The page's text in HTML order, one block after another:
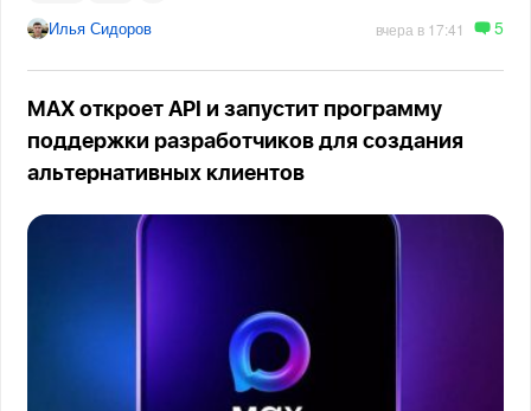
Илья Сидоров вчера в 17:41 5
MAX откроет API и запустит программу
поддержки разработчиков для создания
альтернативных клиентов